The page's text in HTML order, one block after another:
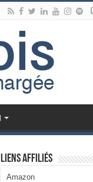
Liens Affiliés
Amazon